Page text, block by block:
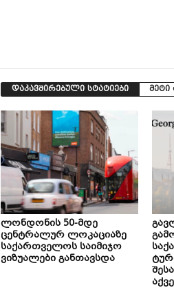
დაკავშირებული სტატიები მეტი
ლონდონის 50-მდე
ცენტრალურ ლოკაციაზე
საქართველოს საიმიჯო
ვიზუალები განთავსდა